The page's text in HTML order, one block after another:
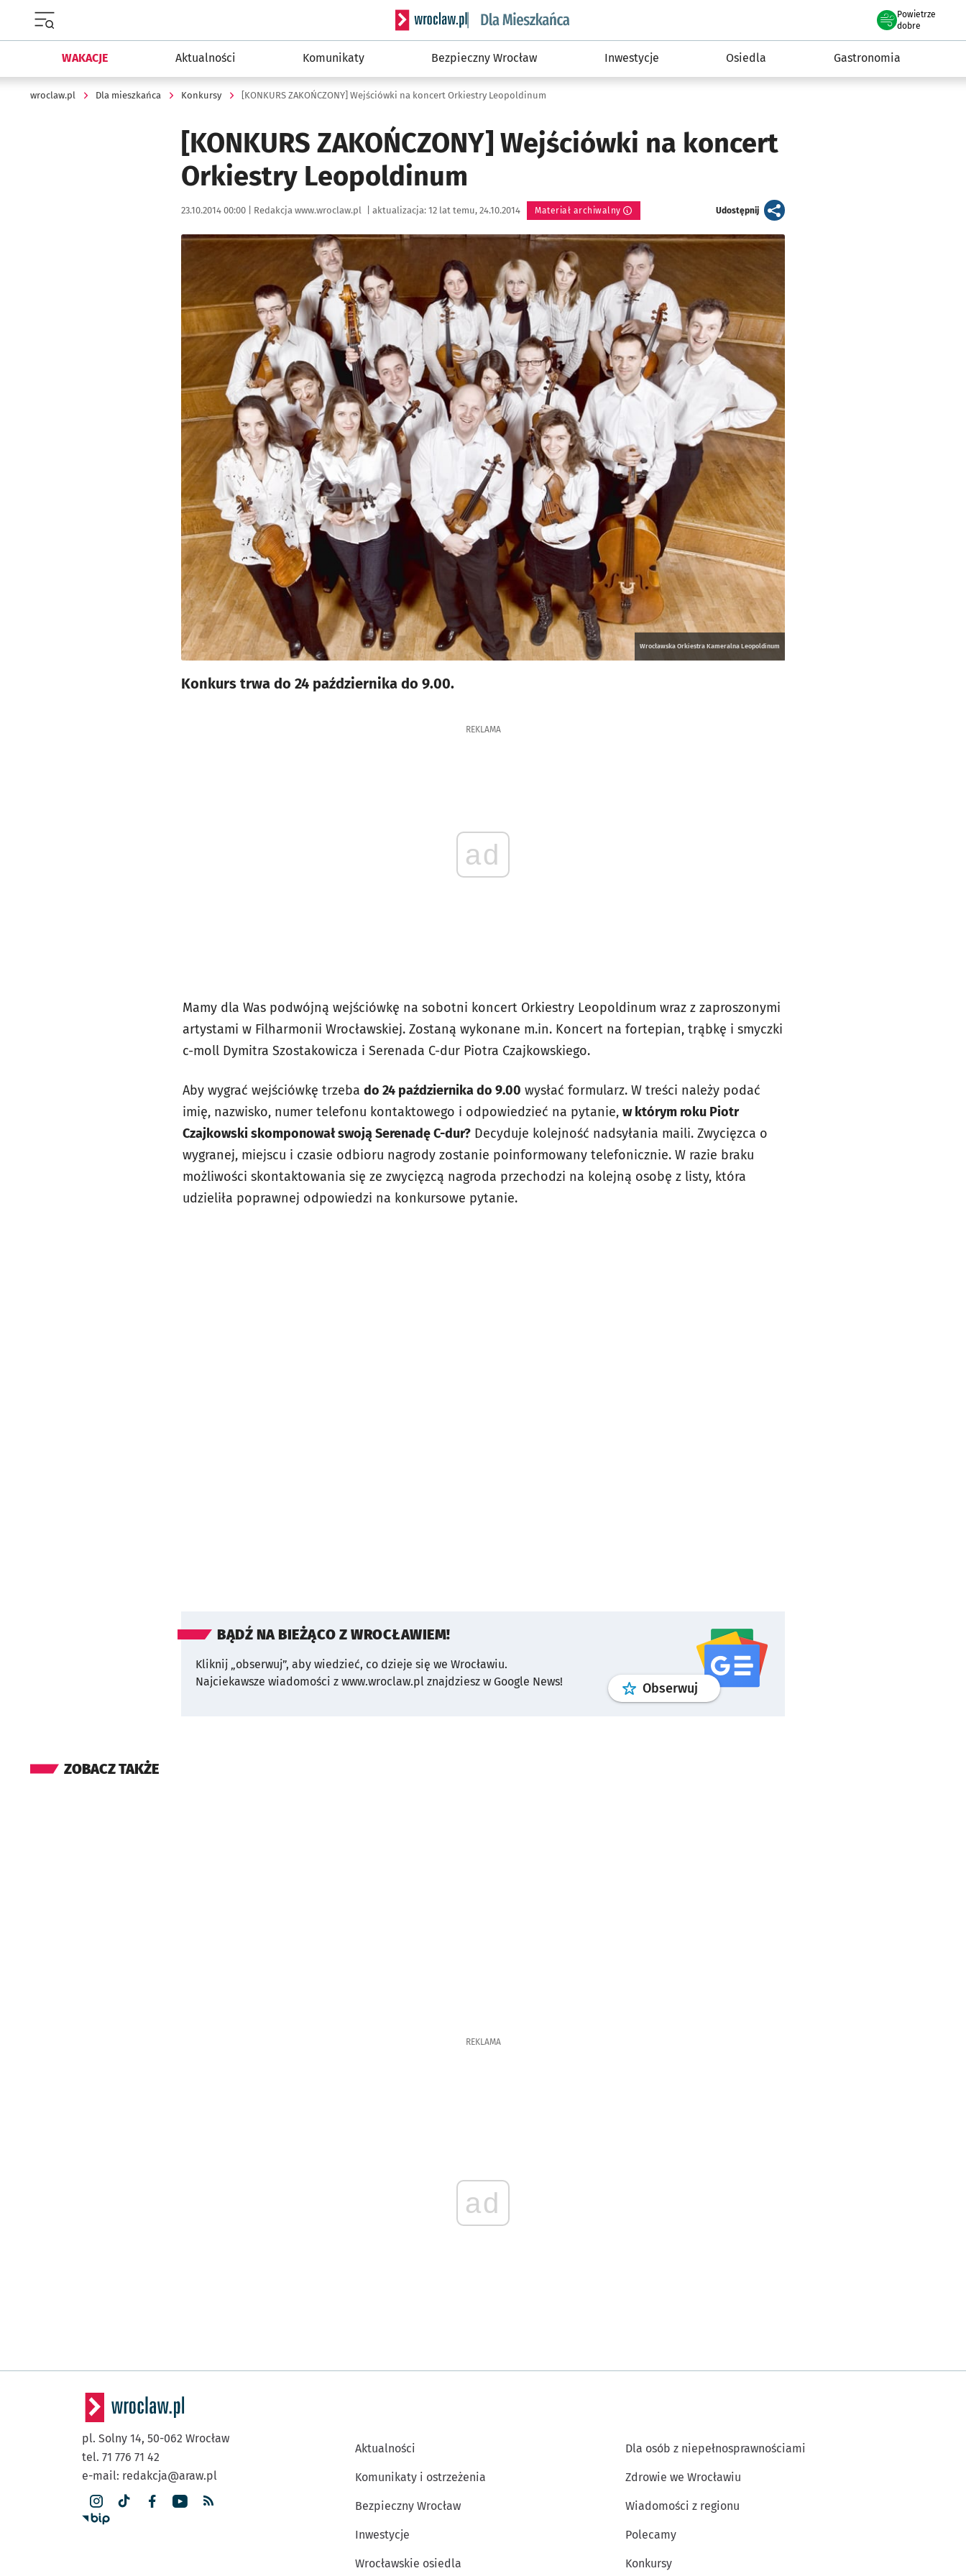
Serwis informacyjny wroclaw.pl podserwis: Dla mieszkańca
Powietrze
we Wrocławiu
dobre
WAKACJE Aktualności Komunikaty Bezpieczny Wrocław Inwestycje Osiedla Gastronomia
wroclaw.pl Dla mieszkańca Konkursy [KONKURS ZAKOŃCZONY] Wejściówki na koncert Orkiestry Leopoldinum
[KONKURS ZAKOŃCZONY] Wejściówki na koncert
Orkiestry Leopoldinum
Data publikacji:
23.10.2014 00:00 | Autor:
Redakcja www.wroclaw.pl aktualizacja: 12 lat temu, 24.10.2014 Materiał archiwalny Udostępnijartykuł
Kliknij, aby powiększyć
Wrocławska Orkiestra Kameralna Leopoldinum
Konkurs trwa do 24 października do 9.00.
REKLAMA
ad
Mamy dla Was podwójną wejściówkę na sobotni koncert Orkiestry Leopoldinum wraz z zaproszonymi
artystami w Filharmonii Wrocławskiej. Zostaną wykonane m.in. Koncert na fortepian, trąbkę i smyczki
c-moll Dymitra Szostakowicza i Serenada C-dur Piotra Czajkowskiego.
Aby wygrać wejściówkę trzeba do 24 października do 9.00 wysłać formularz. W treści należy podać
imię, nazwisko, numer telefonu kontaktowego i odpowiedzieć na pytanie, w którym roku Piotr
Czajkowski skomponował swoją Serenadę C-dur? Decyduje kolejność nadsyłania maili. Zwycięzca o
wygranej, miejscu i czasie odbioru nagrody zostanie poinformowany telefonicznie. W razie braku
możliwości skontaktowania się ze zwycięzcą nagroda przechodzi na kolejną osobę z listy, która
udzieliła poprawnej odpowiedzi na konkursowe pytanie.
BĄDŹ NA BIEŻĄCO Z WROCŁAWIEM!
Kliknij „obserwuj”, aby wiedzieć, co dzieje się we Wrocławiu.
Najciekawsze wiadomości z www.wroclaw.pl znajdziesz w Google News!
Obserwuj profilgoogle news
ZOBACZ TAKŻE
REKLAMA
ad
pl. Solny 14, 50-062 Wrocław
tel. 71 776 71 42
e-mail: redakcja@araw.pl
Aktualności
Komunikaty i ostrzeżenia
Bezpieczny Wrocław
Inwestycje
Wrocławskie osiedla
Dla osób z niepełnosprawnościami
Zdrowie we Wrocławiu
Wiadomości z regionu
Polecamy
Konkursy